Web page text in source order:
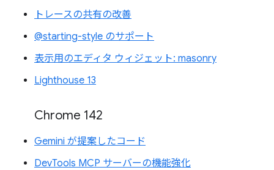
トレースの共有の改善
@starting-style のサポート
表示用のエディタ ウィジェット: masonry
Lighthouse 13
Chrome 142
Gemini が提案したコード
DevTools MCP サーバーの機能強化